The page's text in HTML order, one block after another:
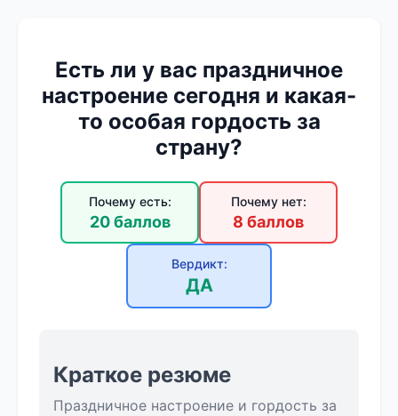
Есть ли у вас праздничное
настроение сегодня и какая-
то особая гордость за
страну?
Почему есть:
20 баллов
Почему нет:
8 баллов
Вердикт:
ДА
Краткое резюме
Праздничное настроение и гордость за